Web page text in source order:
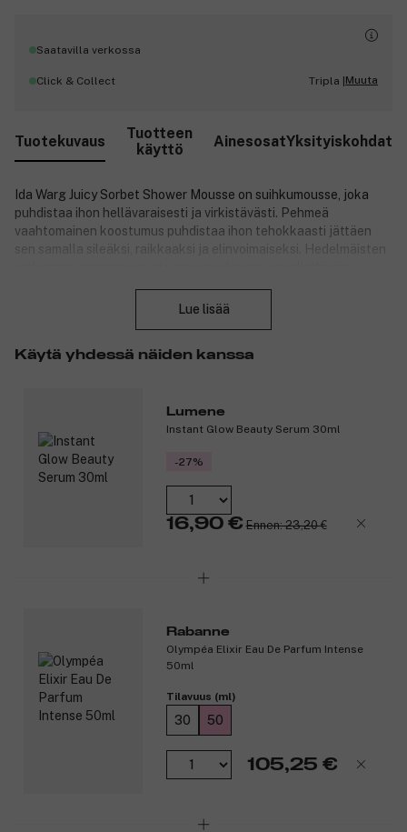
Saatavilla verkossa
Click & Collect Tripla |Muuta
Tuotekuvaus
Tuotteen
käyttö
AinesosatYksityiskohdat
Ida Warg Juicy Sorbet Shower Mousse on suihkumousse, joka
puhdistaa ihon hellävaraisesti ja virkistävästi. Pehmeä
vaahtomainen koostumus puhdistaa ihon tehokkaasti jättäen
sen samalla sileäksi, raikkaaksi ja elinvoimaiseksi. Hedelmäisten
hellävarainen iholle ja sopii päivittäiseen käyttöön.
Hellävarainen ja tehokas puhdistus.
Virkistävä tuoksuelämys.
Vegaaninen.
Tuotenumero: 3348632
Lue lisää
Käytä yhdessä näiden kanssa
Lumene
Instant Glow Beauty Serum 30ml
-27%
16,90 € Ennen: 23,20 €
Rabanne
Olympéa Elixir Eau De Parfum Intense
50ml
Tilavuus (ml)
30 50
105,25 €